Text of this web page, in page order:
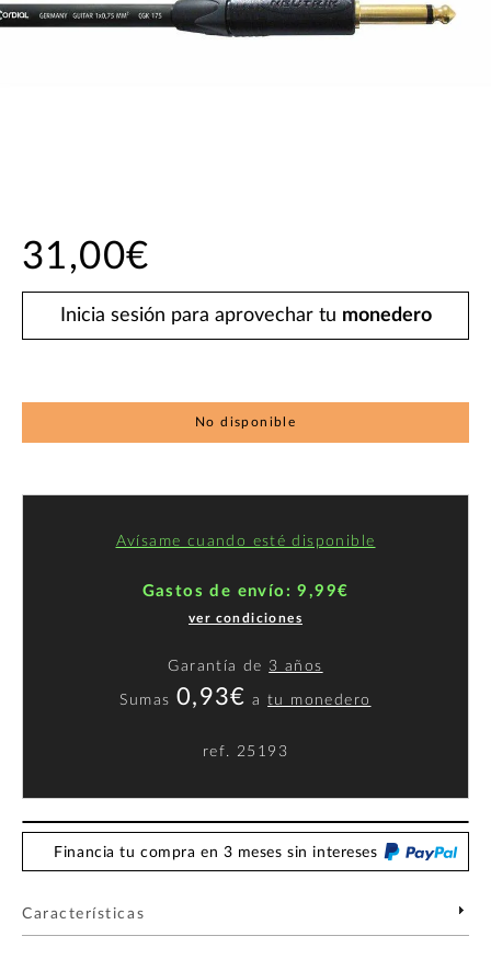
31,00€
Inicia sesión para aprovechar tu monedero
No disponible
Avísame cuando esté disponible
Gastos de envío: 9,99€
ver condiciones
Garantía de 3 años
Sumas 0,93€ atu monedero
ref. 25193
Financia tu compra en 3 meses sin intereses
Características